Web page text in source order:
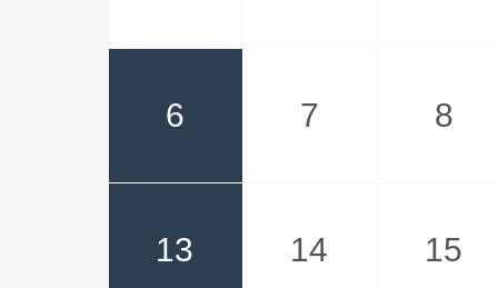
6 7 8
13 14 15